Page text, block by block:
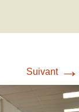
Suivant →